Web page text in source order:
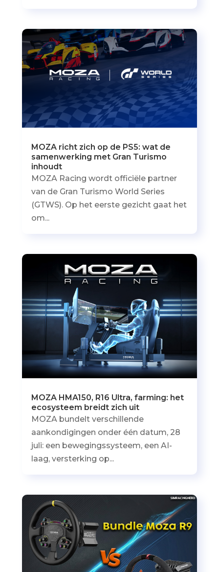
MOZA richt zich op de PS5: wat de
samenwerking met Gran Turismo
inhoudt
MOZA Racing wordt officiële partner
van de Gran Turismo World Series
(GTWS). Op het eerste gezicht gaat het
om...
MOZA HMA150, R16 Ultra, farming: het
ecosysteem breidt zich uit
MOZA bundelt verschillende
aankondigingen onder één datum, 28
juli: een bewegingssysteem, een AI-
laag, versterking op...